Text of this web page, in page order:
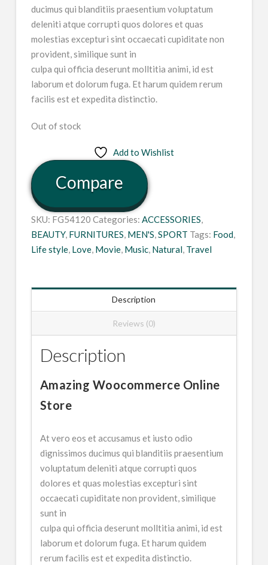
ducimus qui blanditiis praesentium voluptatum
deleniti atque corrupti quos dolores et quas
molestias excepturi sint occaecati cupiditate non
provident, similique sunt in
culpa qui officia deserunt molltitia animi, id est
laborum et dolorum fuga. Et harum quidem rerum
facilis est et expedita distinctio.
Out of stock
Add to Wishlist
Compare
SKU: FG54120 Categories: ACCESSORIES,
BEAUTY, FURNITURES, MEN'S,SPORT Tags: Food,
Life style, Love, Movie, Music, Natural, Travel
Description
Reviews (0)
Description
Amazing Woocommerce Online
Store
At vero eos et accusamus et iusto odio
dignissimos ducimus qui blanditiis praesentium
voluptatum deleniti atque corrupti quos
dolores et quas molestias excepturi sint
occaecati cupiditate non provident, similique
sunt in
culpa qui officia deserunt molltitia animi, id est
laborum et dolorum fuga. Et harum quidem
rerum facilis est et expedita distinctio.